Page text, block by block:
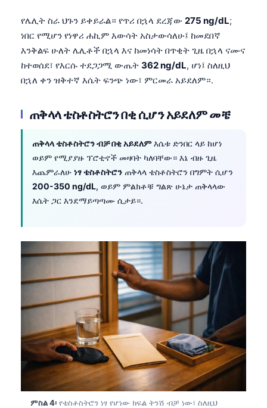
የሌሊት ስራ ህጉን ይቀይራል። የጥሪ በኋላ ደረጃው 275 ng/dL;
ነበር የሚሆን የነዋሪ ሐኪም እውሳት አስታውሳለሁ፤ ከመደበኛ
እንቅልፍ ሁለት ሌሊቶች በኋላ እና ከመነሳት በጥቂት ጊዜ በኋላ ናሙና
ከተወሰደ፣ የእርሱ ተደጋጋሚ ውጤት 362 ng/dL, ሆነ፤ ስለዚህ
በኋለ ቀን ዝቅተኛ እሴት ፍንጭ ነው፣ ምርመራ አይደለም።.
ጠቅላላ ቴስቶስትሮን በቂ ሲሆን አይደለም መቼ
ጠቅላላ ቴስቶስትሮን ብቻ በቂ አይደለምእሴቱ ድንበር ላይ ከሆነ
ወይም የሚያያዙ ፕሮቲኖች መዛባት ካለባቸው። እኔ ብዙ ጊዜ
እጨምራለሁ ነፃ ቴስቶስትሮን ጠቅላላ ቴስቶስትሮን በግምት ሲሆን
200-350 ng/dL, ወይም ምልክቶቹ ግልጽ ሁኔታ ጠቅላላው
እሴት ጋር እንደማይጣጣሙ ሲታይ።.
ምስል 4፡ የቴስቶስትሮን ነፃ የሆነው ክፍል ትንሽ ብቻ ነው፣ ስለዚህ